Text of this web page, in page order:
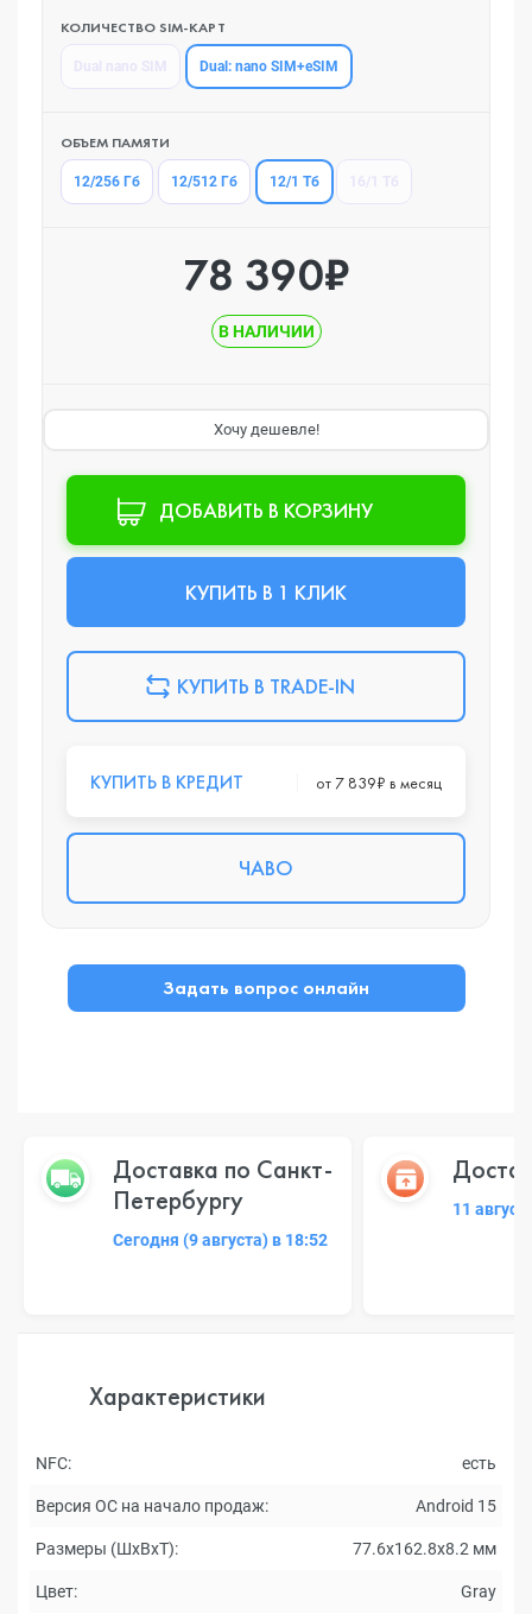
КОЛИЧЕСТВО SIM-КАРТ
Dual: nano SIM+eSIM
ОБЪЕМ ПАМЯТИ
12/256 Гб 12/512 Гб 12/1 Тб
78 390₽
В НАЛИЧИИ
Хочу дешевле!
ДОБАВИТЬ В КОРЗИНУ
КУПИТЬ В 1 КЛИК
КУПИТЬ В TRADE-IN
КУПИТЬ В КРЕДИТ от 7 839₽ в месяц
ЧАВО
Задать вопрос онлайн
Доставка по Санкт-
Петербургу
Сегодня (9 августа) в 18:52
11
Характеристики
NFC: есть
Версия ОС на начало продаж: Android 15
Размеры (ШxВxТ): 77.6x162.8x8.2 мм
Цвет: Gray